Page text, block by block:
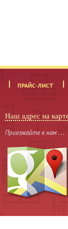
ПРАЙС-ЛИСТ
Наш адрес на
Приезжайте к нам . . .